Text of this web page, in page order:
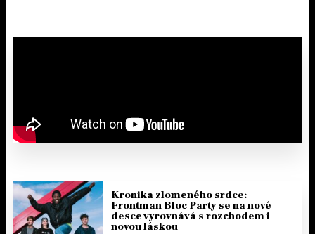
Kronika zlomeného srdce:
Frontman Bloc Party se na nové
desce vyrovnává s rozchodem i
novou láskou